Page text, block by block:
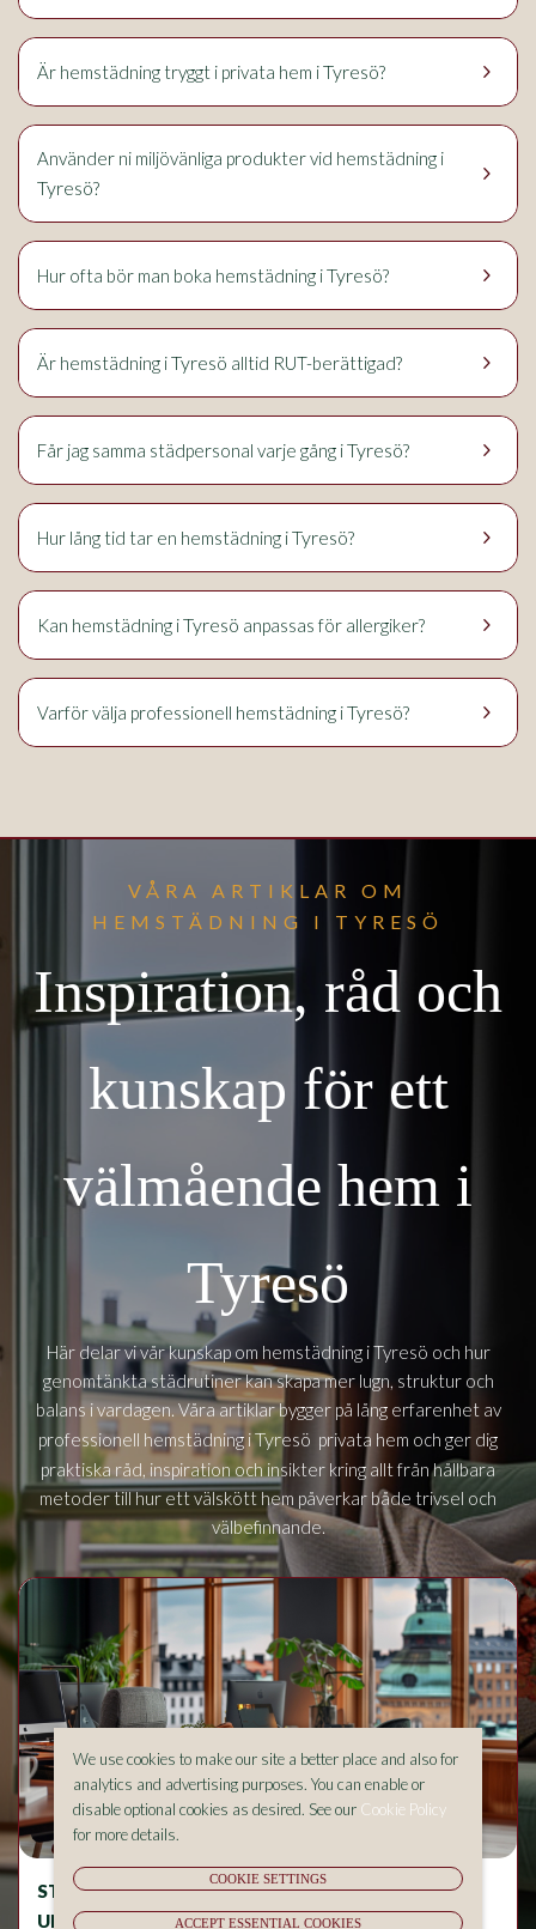
keyboard_arrow_right
Är hemstädning tryggt i privata hem iTyresö?
keyboard_arrow_right
Använder ni miljövänliga produkter vid hemstädning i
Tyresö?
keyboard_arrow_right
Hur ofta bör man boka hemstädning iTyresö?
keyboard_arrow_right
Är hemstädning iTyresö alltid RUT-berättigad?
keyboard_arrow_right
Får jag samma städpersonal varje gång iTyresö?
keyboard_arrow_right
Hur lång tid tar en hemstädning iTyresö?
keyboard_arrow_right
Kan hemstädning iTyresö anpassas för allergiker?
keyboard_arrow_right
Varför välja professionell hemstädning iTyresö?
VÅRA ARTIKLAR OM
HEMSTÄDNING I TYRESÖ
Inspiration, råd och
kunskap för ett
välmående hem i
Tyresö
Här delar vi vår kunskap om hemstädning i Tyresö och hur
genomtänkta städrutiner kan skapa mer lugn, struktur och
balans i vardagen. Våra artiklar bygger på lång erfarenhet av
professionell hemstädning iTyresö privata hem och ger dig
praktiska råd, inspiration och insikter kring allt från hållbara
metoder till hur ett välskött hem påverkar både trivsel och
välbefinnande.
STÄDNING OCH ALLERGIER – VAD BÖR DU
UNDVIKA I HEMMET?
We use cookies to make our site a better place and also for
analytics and advertising purposes. You can enable or
disable optional cookies as desired. See our Cookie Policy
for more details.
COOKIE SETTINGS
ACCEPT ESSENTIAL COOKIES